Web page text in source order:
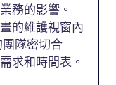
務的影響。
的維護視窗內
隊密切合
求和時間表。